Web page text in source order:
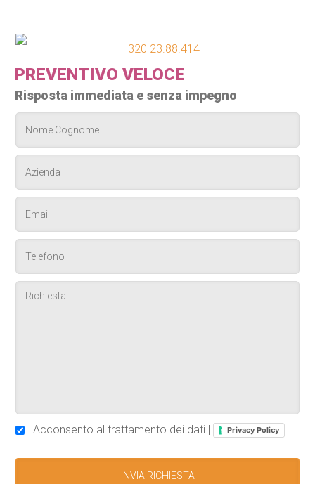
320 23.88.414
PREVENTIVO VELOCE
Risposta immediata e senza impegno
Acconsento al trattamento dei dati | Privacy Policy